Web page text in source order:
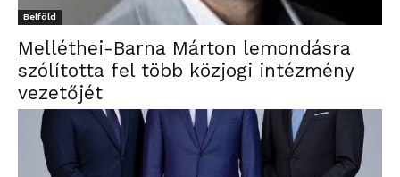
Belföld
Melléthei-Barna Márton lemondásra
szólította fel több közjogi intézmény
vezetőjét